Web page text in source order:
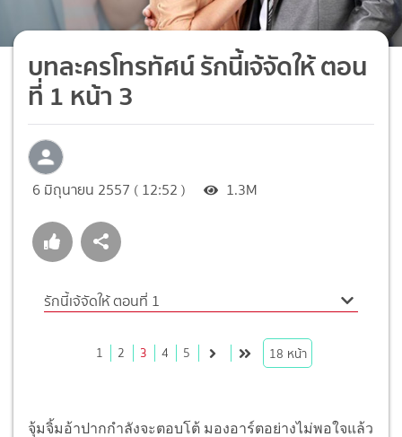
บทละครโทรทัศน์ รักนี้เจ้จัดให้ ตอน
ที่ 1 หน้า 3
6 มิถุนายน 2557 ( 12:52 ) 1.3M
รักนี้เจ้จัดให้ ตอนที่ 1
1 2 3 4 5 18 หน้า
จุ้มจิ้มอ้าปากกำลังจะตอบโต้ มองอาร์ตอย่างไม่พอใจแล้ว